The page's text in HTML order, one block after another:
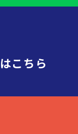
はこちら